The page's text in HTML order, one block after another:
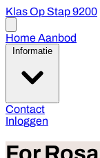
Klas Op Stap 9200
menu
HomeAanbod
Informatie
Contact
Inloggen